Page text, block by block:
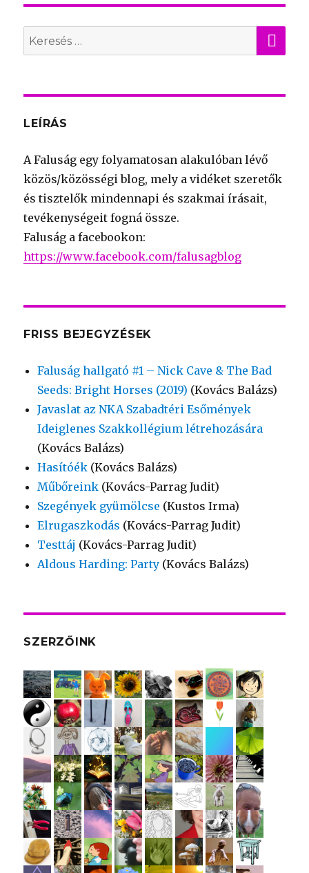
Search
for:
LEÍRÁS
A Faluság egy folyamatosan alakulóban lévő
közös/közösségi blog, mely a vidéket szeretők
és tisztelők mindennapi és szakmai írásait,
tevékenységeit fogná össze.
Faluság a facebookon:
https://www.facebook.com/falusagblog
FRISS BEJEGYZÉSEK
Faluság hallgató #1 – Nick Cave & The Bad
Seeds: Bright Horses (2019) (Kovács Balázs)
Javaslat az NKA Szabadtéri Esőmények
Ideiglenes Szakkollégium létrehozására
(Kovács Balázs)
Hasítóék (Kovács Balázs)
Műbőreink (Kovács-Parrag Judit)
Szegények gyümölcse (Kustos Irma)
Elrugaszkodás (Kovács-Parrag Judit)
Testtáj (Kovács-Parrag Judit)
Aldous Harding: Party (Kovács Balázs)
SZERZŐINK